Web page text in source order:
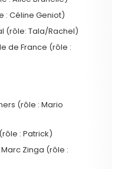
: Céline Geniot)
(rôle: Tala/Rachel)
de France (rôle :
(rôle : Mario
: Patrick)
Zinga (rôle :